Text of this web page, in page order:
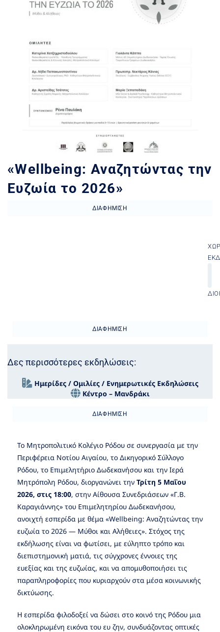
«Wellbeing: Αναζητώντας την
Ευζωία το 2026»
ΔΙΑΦΉΜΙΣΗ
ΔΙΑΦΉΜΙΣΗ
Δες περισσότερες εκδηλώσεις:
Ημερίδες / Ομιλίες / Ενημερωτικές Εκδηλώσεις
Κέντρο – Μανδράκι
ΔΙΑΦΉΜΙΣΗ
Το Μητροπολιτικό Κολέγιο Ρόδου σε συνεργασία με την
Περιφέρεια Νοτίου Αιγαίου, το Δικηγορικό Σύλλογο
Ρόδου, το Επιμελητήριο Δωδεκανήσου και την Ιερά
Μητρόπολη Ρόδου, διοργανώνει την Τρίτη 5 Μαΐου
2026, στις 18:00, στην Αίθουσα Συνεδριάσεων «Γ.Β.
Καραγιάννης» του Επιμελητηρίου Δωδεκανήσου,
ανοιχτή εσπερίδα με θέμα «Wellbeing: Αναζητώντας την
ευζωία το 2026 — Μύθοι και Αλήθειες». Στόχος της
εκδήλωσης είναι να φωτίσει, με εύληπτο τρόπο και
διεπιστημονική ματιά, τις σύγχρονες έννοιες της
ευεξίας και της ευζωίας, και να απομυθοποιήσει τις
παραπληροφορίες που κυριαρχούν στα μέσα κοινωνικής
δικτύωσης.
Η εσπερίδα φιλοδοξεί να δώσει στο κοινό της Ρόδου μια
ολοκληρωμένη εικόνα του ευ ζην, συνδυάζοντας οπτικές